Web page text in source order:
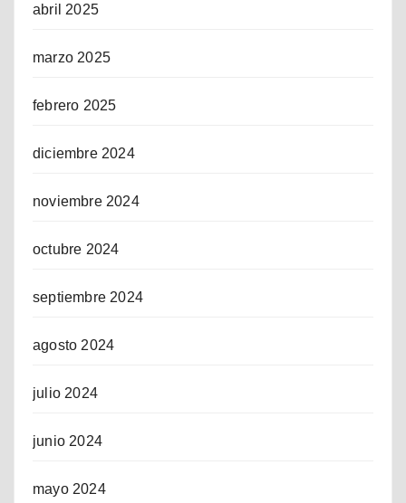
abril 2025
marzo 2025
febrero 2025
diciembre 2024
noviembre 2024
octubre 2024
septiembre 2024
agosto 2024
julio 2024
junio 2024
mayo 2024